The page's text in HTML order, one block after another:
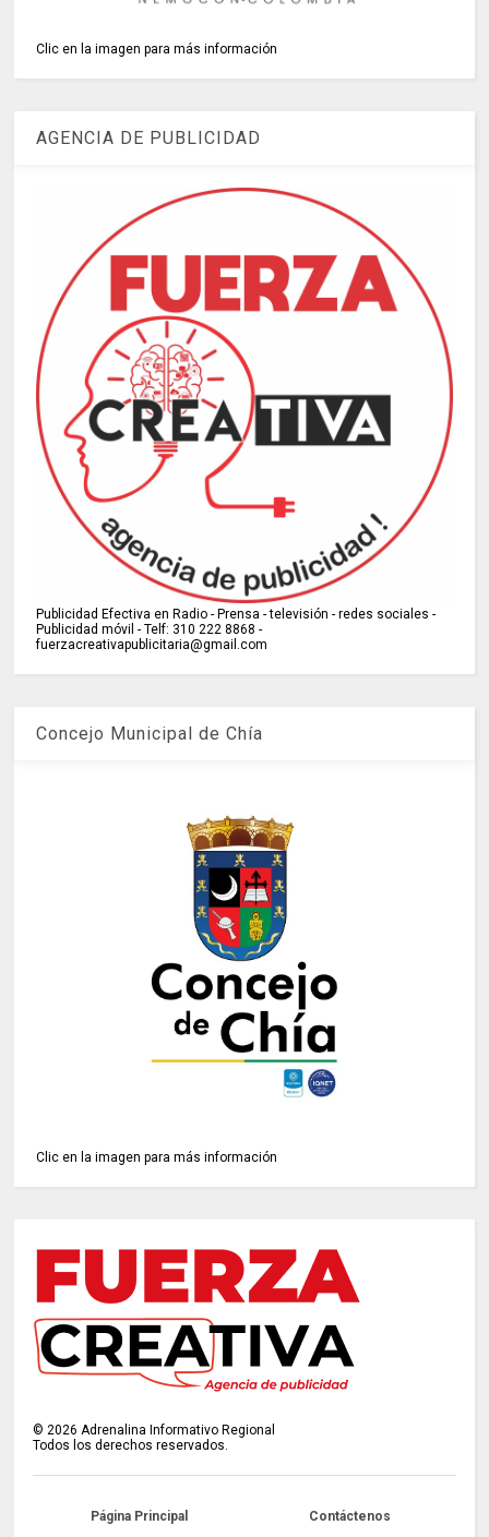
Clic en la imagen para más información
AGENCIA DE PUBLICIDAD
Publicidad Efectiva en Radio - Prensa - televisión - redes sociales -
Publicidad móvil - Telf: 310 222 8868 -
fuerzacreativapublicitaria@gmail.com
Concejo Municipal de Chía
Clic en la imagen para más información
©2026 Adrenalina Informativo Regional
Todos los derechos reservados.
Página Principal Contáctenos